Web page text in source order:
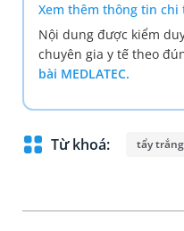
Xem thêm thông tin chi
Nội dung được kiểm
chuyên gia y tế theo
bài MEDLATEC.
Từ khoá: tẩy